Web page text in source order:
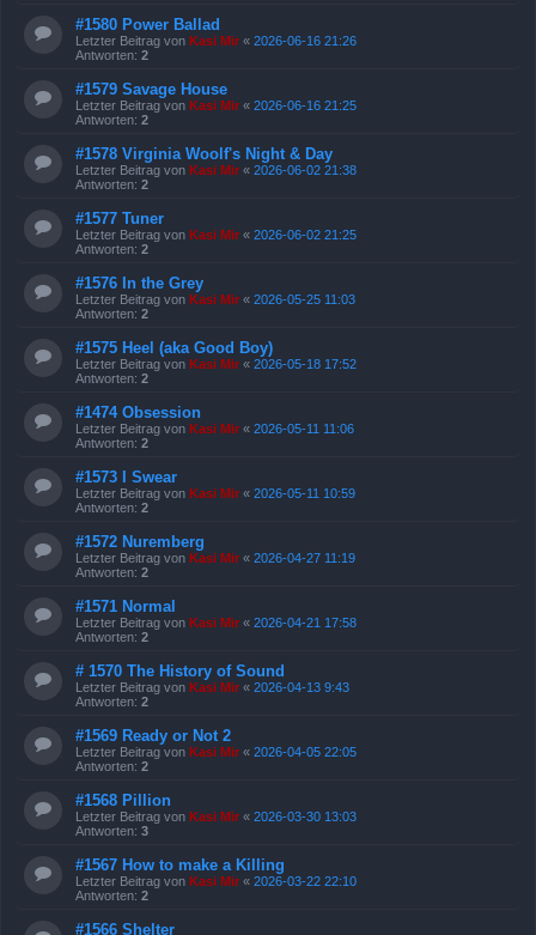
#1580 Power Ballad
Letzter Beitrag von Kasi Mir « 2026-06-16 21:26
Antworten: 2
#1579 Savage House
Letzter Beitrag von Kasi Mir « 2026-06-16 21:25
Antworten: 2
#1578 Virginia Woolf's Night & Day
Letzter Beitrag von Kasi Mir « 2026-06-02 21:38
Antworten: 2
#1577 Tuner
Letzter Beitrag von Kasi Mir « 2026-06-02 21:25
Antworten: 2
#1576 In the Grey
Letzter Beitrag von Kasi Mir « 2026-05-25 11:03
Antworten: 2
#1575 Heel (aka Good Boy)
Letzter Beitrag von Kasi Mir « 2026-05-18 17:52
Antworten: 2
#1474 Obsession
Letzter Beitrag von Kasi Mir « 2026-05-11 11:06
Antworten: 2
#1573 I Swear
Letzter Beitrag von Kasi Mir « 2026-05-11 10:59
Antworten: 2
#1572 Nuremberg
Letzter Beitrag von Kasi Mir « 2026-04-27 11:19
Antworten: 2
#1571 Normal
Letzter Beitrag von Kasi Mir « 2026-04-21 17:58
Antworten: 2
# 1570 The History of Sound
Letzter Beitrag von Kasi Mir « 2026-04-13 9:43
Antworten: 2
#1569 Ready or Not 2
Letzter Beitrag von Kasi Mir « 2026-04-05 22:05
Antworten: 2
#1568 Pillion
Letzter Beitrag von Kasi Mir « 2026-03-30 13:03
Antworten: 3
#1567 How to make a Killing
Letzter Beitrag von Kasi Mir « 2026-03-22 22:10
Antworten: 2
#1566 Shelter